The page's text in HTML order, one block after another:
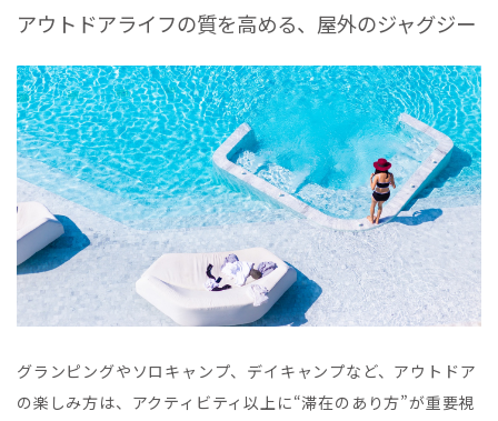
アウトドアライフの質を⾼める、屋外のジャグジー
グランピングやソロキャンプ、デイキャンプなど、アウトドア
の楽しみ⽅は、アクティビティ以上に“滞在のあり⽅”が重要視